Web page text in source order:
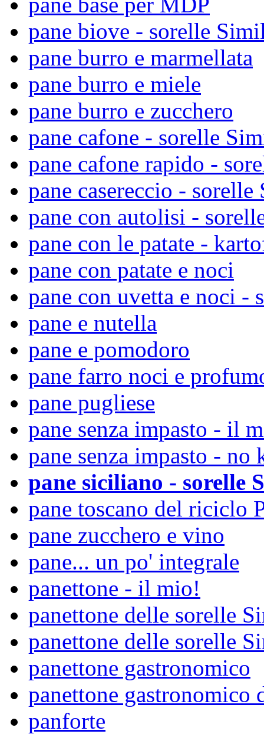
pane biove - sorelle
pane burro e marmellata
pane burro e miele
pane burro e zucchero
pane cafone - sorelle
pane cafone rapido -
pane casereccio -
pane con autolisi -
pane con le patate -
pane con patate e noci
pane con uvetta e noci -
pane e nutella
pane e pomodoro
pane farro noci e
pane pugliese
pane senza impasto - il
pane senza impasto - no
pane siciliano - sorelle
pane toscano del riciclo
pane zucchero e vino
pane... un po' integrale
panettone - il mio!
panettone delle sorelle
panettone delle sorelle
panettone gastronomico
panettone gastronomico
panforte